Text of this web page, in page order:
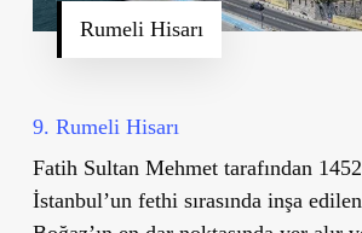
Rumeli Hisarı
9. Rumeli Hisarı
Fatih Sultan Mehmet tarafından 1452
İstanbul’un fethi sırasında inşa edilen